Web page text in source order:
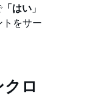
「はい 」
をサー
ロ